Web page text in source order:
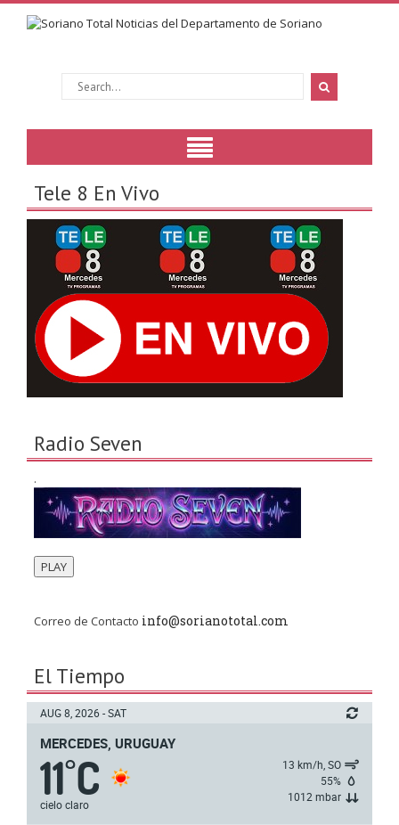
Tele 8 En Vivo
Radio Seven
.
PLAY
Correo de Contacto info@sorianototal.com
El Tiempo
AUG 8, 2026 - SAT
MERCEDES, URUGUAY
11°C
cielo claro
13 km/h, SO
55%
1012 mbar